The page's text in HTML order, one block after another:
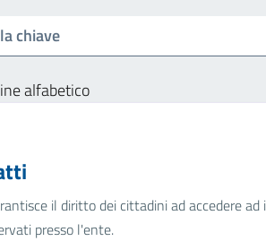
alfabetico
il diritto dei cittadini ad accedere
presso l'ente.